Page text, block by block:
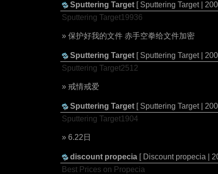
Sputtering Target [ Sputtering Target |
Sputtering Target19936
» 保护好我的文件 赤手空拳给文件加密
Sputtering Target [ Sputtering Target |
Sputtering Target2512
» 戒情戒爱
Sputtering Target [ Sputtering Target |
Sputtering Target1904
» 6.22日
discount propecia [ Discount propecia |
Best Prices on Propecia